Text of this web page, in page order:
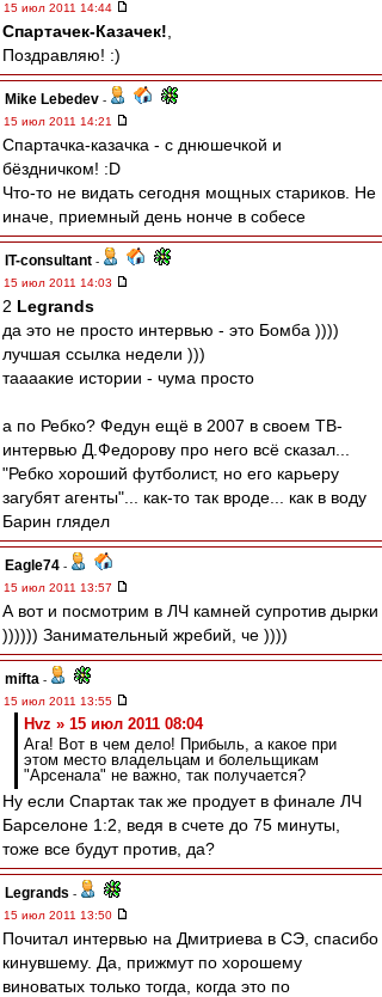
15 июл 2011 14:44
Спартачек-Казачек!
Поздравляю! :)
Mike Lebedev -
15 июл 2011 14:21
Спартачка-казачка - с днюшечкой и
бёздничком! :D
Что-то не видать сегодня мощных стариков. Не
иначе, приемный день нонче в собесе
IT-consultant -
15 июл 2011 14:03
2 Legrands
да это не просто интервью - это Бомба ))))
лучшая ссылка недели )))
таааакие истории - чума просто
а по Ребко? Федун ещё в 2007 в своем ТВ-
интервью Д.Федорову про него всё сказал...
"Ребко хороший футболист, но его карьеру
загубят агенты"... как-то так вроде... как в воду
Барин глядел
Eagle74 -
15 июл 2011 13:57
А вот и посмотрим в ЛЧ камней супротив дырки
)))))) Занимательный жребий, че ))))
mifta -
15 июл 2011 13:55
Hvz » 15 июл 2011 08:04
Ага! Вот в чем дело! Прибыль, а какое при
этом место владельцам и болельщикам
"Арсенала" не важно, так получается?
Ну если Спартак так же продует в финале ЛЧ
Барселоне 1:2, ведя в счете до 75 минуты,
тоже все будут против, да?
Legrands -
15 июл 2011 13:50
Почитал интервью на Дмитриева в СЭ, спасибо
кинувшему. Да, прижмут по хорошему
виноватых только тогда, когда это по